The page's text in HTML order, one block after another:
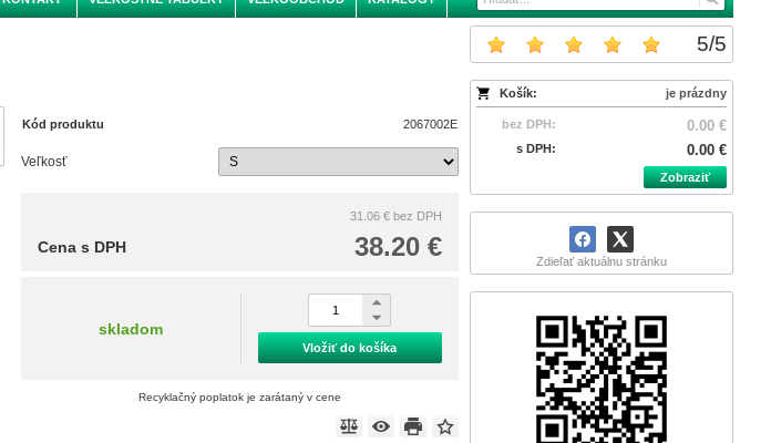
5/5
Košík: je prázdny
bez DPH: 0.00 €
s DPH: 0.00 €
Zobraziť
Zdieľať aktuálnu stránku
Kód produktu 2067002E
Veľkosť
31.06 € bez DPH
38.20 €
Cena s DPH
skladom
Vložiť do košíka
Recyklačný poplatok je zarátaný v cene